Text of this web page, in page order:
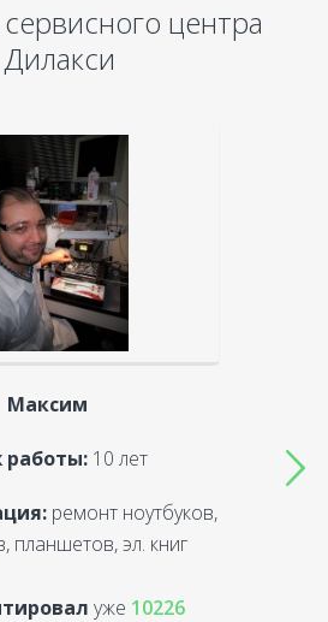
центра
Дилакси
Максим
работы:10 лет
ремонт ноутбуков,
планшетов, эл. книг
уже 10226